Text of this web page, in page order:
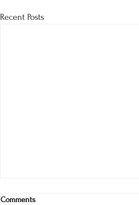
Recent Posts
Comments